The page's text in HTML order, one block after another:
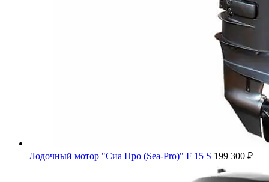
Лодочный мотор "Сиа Про (Sea-Pro)" F 15 S 199 300 ₽